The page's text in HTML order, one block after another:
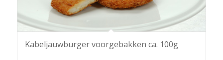
Kabeljauwburger voorgebakken ca. 100g